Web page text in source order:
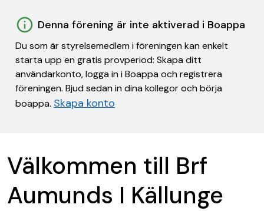
Denna förening är inte aktiverad i Boappa
Du som är styrelsemedlem i föreningen kan enkelt
starta upp en gratis provperiod: Skapa ditt
användarkonto, logga in i Boappa och registrera
föreningen. Bjud sedan in dina kollegor och börja
boappa. Skapa konto
Välkommen till Brf
Aumunds I Källunge